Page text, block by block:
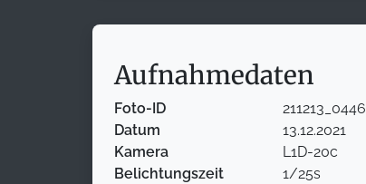
Aufnahmedaten
Foto-ID
211213_0446
Datum
13.12.2021
Kamera
L1D-20c
Belichtungszeit
1/25s